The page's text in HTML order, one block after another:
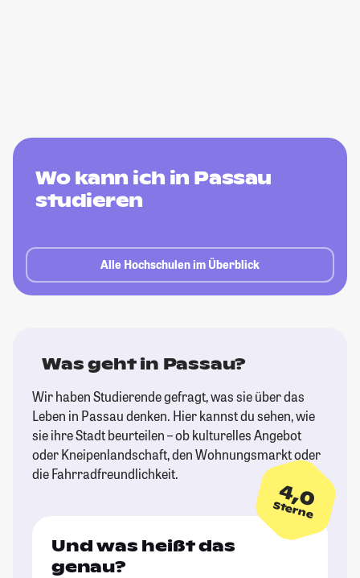
Wo kann ich in Passau
studieren
Alle Hochschulen im Überblick
Was geht in Passau?
Wir haben Studierende gefragt, was sie über das
Leben in Passau denken. Hier kannst du sehen, wie
sie ihre Stadt beurteilen – ob kulturelles Angebot
oder Kneipenlandschaft, den Wohnungsmarkt oder
die Fahrradfreundlichkeit.
4,0
Sterne
Und was heißt das
genau?